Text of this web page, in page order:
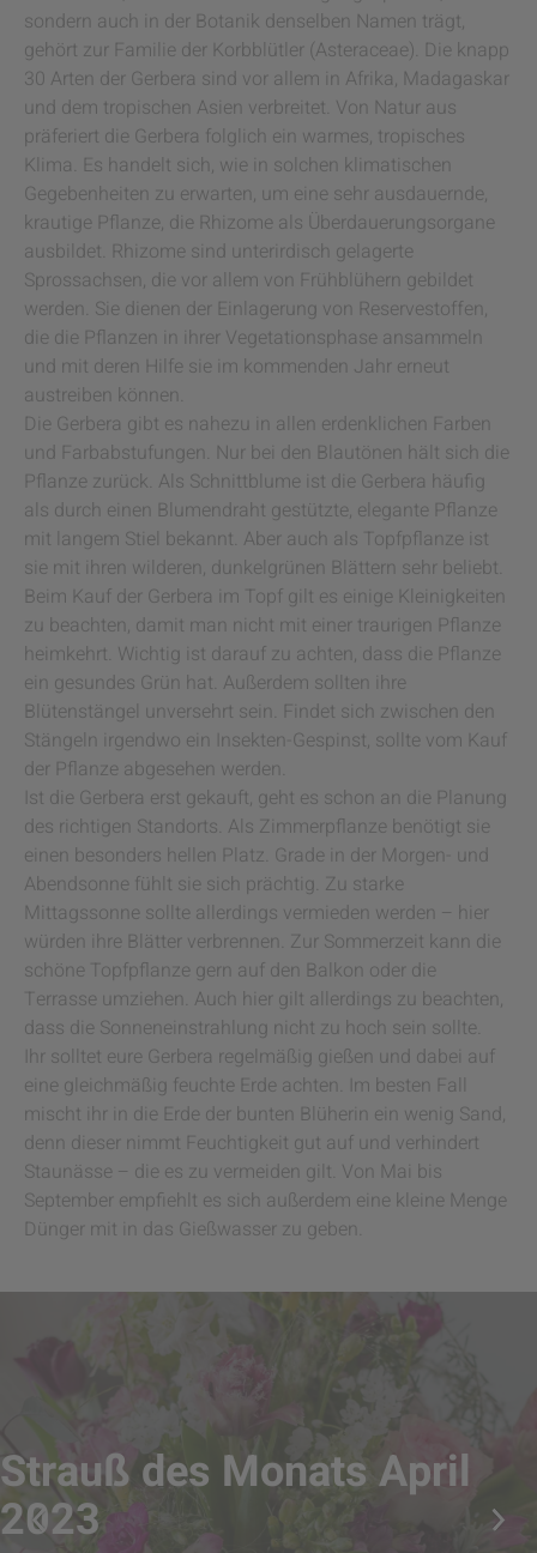
sondern auch in der Botanik denselben Namen trägt,
gehört zur Familie der Korbblütler (Asteraceae). Die knapp
30 Arten der Gerbera sind vor allem in Afrika, Madagaskar
und dem tropischen Asien verbreitet. Von Natur aus
präferiert die Gerbera folglich ein warmes, tropisches
Klima. Es handelt sich, wie in solchen klimatischen
Gegebenheiten zu erwarten, um eine sehr ausdauernde,
krautige Pflanze, die Rhizome als Überdauerungsorgane
ausbildet. Rhizome sind unterirdisch gelagerte
Sprossachsen, die vor allem von Frühblühern gebildet
werden. Sie dienen der Einlagerung von Reservestoffen,
die die Pflanzen in ihrer Vegetationsphase ansammeln
und mit deren Hilfe sie im kommenden Jahr erneut
austreiben können.
Die Gerbera gibt es nahezu in allen erdenklichen Farben
und Farbabstufungen. Nur bei den Blautönen hält sich die
Pflanze zurück. Als Schnittblume ist die Gerbera häufig
als durch einen Blumendraht gestützte, elegante Pflanze
mit langem Stiel bekannt. Aber auch als Topfpflanze ist
sie mit ihren wilderen, dunkelgrünen Blättern sehr beliebt.
Beim Kauf der Gerbera im Topf gilt es einige Kleinigkeiten
zu beachten, damit man nicht mit einer traurigen Pflanze
heimkehrt. Wichtig ist darauf zu achten, dass die Pflanze
ein gesundes Grün hat. Außerdem sollten ihre
Blütenstängel unversehrt sein. Findet sich zwischen den
Stängeln irgendwo ein Insekten-Gespinst, sollte vom Kauf
der Pflanze abgesehen werden.
Ist die Gerbera erst gekauft, geht es schon an die Planung
des richtigen Standorts. Als Zimmerpflanze benötigt sie
einen besonders hellen Platz. Grade in der Morgen- und
Abendsonne fühlt sie sich prächtig. Zu starke
Mittagssonne sollte allerdings vermieden werden – hier
würden ihre Blätter verbrennen. Zur Sommerzeit kann die
schöne Topfpflanze gern auf den Balkon oder die
Terrasse umziehen. Auch hier gilt allerdings zu beachten,
dass die Sonneneinstrahlung nicht zu hoch sein sollte.
Ihr solltet eure Gerbera regelmäßig gießen und dabei auf
eine gleichmäßig feuchte Erde achten. Im besten Fall
mischt ihr in die Erde der bunten Blüherin ein wenig Sand,
denn dieser nimmt Feuchtigkeit gut auf und verhindert
Staunässe – die es zu vermeiden gilt. Von Mai bis
September empfiehlt es sich außerdem eine kleine Menge
Dünger mit in das Gießwasser zu geben.
Strauß des Monats April
2023